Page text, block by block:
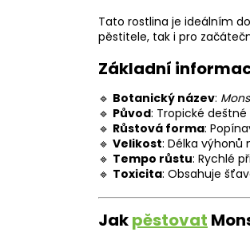
Tato rostlina je ideálním
pěstitele, tak i pro
Základní
🔹 Botanický název:
🔹 Původ: Tropické
🔹 Růstová forma:
🔹 Velikost: Délka výhonů
🔹 Tempo růstu: Rychlé
🔹 Toxicita: Obsahuje
Jakpěstovat